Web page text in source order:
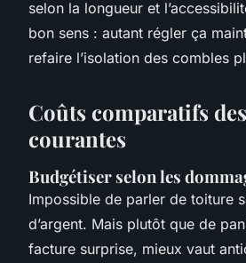
selon la longueur et
bon sens : autant régler ça
refaire l’isolation des combles
Coûts comparatifs
courantes
Budgétiser selon les
Impossible de parler de toiture
d’argent. Mais plutôt que de
facture surprise, mieux vaut